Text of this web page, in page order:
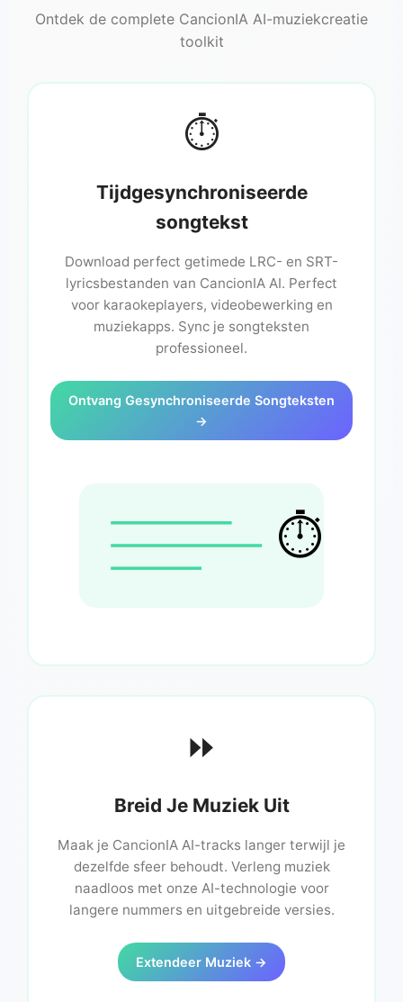
Ontdek de complete CancionIA AI-muziekcreatie
toolkit
⏱️
Tijdgesynchroniseerde
songtekst
Download perfect getimede LRC- en SRT-
lyricsbestanden van CancionIA AI. Perfect
voor karaokeplayers, videobewerking en
muziekapps. Sync je songteksten
professioneel.
Ontvang Gesynchroniseerde Songteksten
→
⏱️
⏩
Breid Je Muziek Uit
Maak je CancionIA AI-tracks langer terwijl je
dezelfde sfeer behoudt. Verleng muziek
naadloos met onze AI-technologie voor
langere nummers en uitgebreide versies.
Extendeer Muziek →